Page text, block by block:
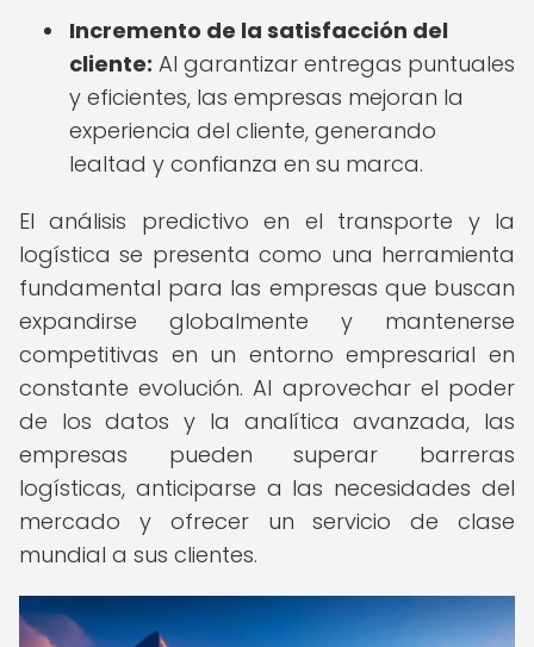
Incremento de la satisfacción del
cliente: Al garantizar entregas puntuales
y eficientes, las empresas mejoran la
experiencia del cliente, generando
lealtad y confianza en su marca.
El análisis predictivo en el transporte y la
logística se presenta como una herramienta
fundamental para las empresas que buscan
expandirse globalmente y mantenerse
competitivas en un entorno empresarial en
constante evolución. Al aprovechar el poder
de los datos y la analítica avanzada, las
empresas pueden superar barreras
logísticas, anticiparse a las necesidades del
mercado y ofrecer un servicio de clase
mundial a sus clientes.